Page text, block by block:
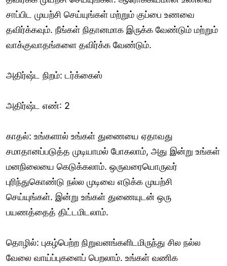
சாப்பிட முயற்சி செய்யுங்கள் மற்றும் குப்பை உணவை
தவிர்க்கவும். நீங்கள் நிதானமாக இருக்க வேண்டும் மற்றும்
வாக்குவாதங்களை தவிர்க்க வேண்டும்.
அதிர்ஷ்ட நிறம்: டர்க்கைஸ்
அதிர்ஷ்ட எண்: 2
காதல்: உங்களால் உங்கள் துணையை ஏதாவது
சமாதானப்படுத்த முடியாமல் போகலாம், அது இன்று உங்கள்
மனநிலையை கெடுக்கலாம். ஒருவரையொருவர்
புரிந்துகொண்டு நல்ல முடிவை எடுக்க முயற்சி
செய்யுங்கள். இன்று உங்கள் துணையுடன் ஒரு
பயணத்தைத் திட்டமிடலாம்.
தொழில்: புகழ்பெற்ற நிறுவனங்களிடமிருந்து சில நல்ல
வேலை வாய்ப்புகளைப் பெறலாம். உங்கள் வணிக